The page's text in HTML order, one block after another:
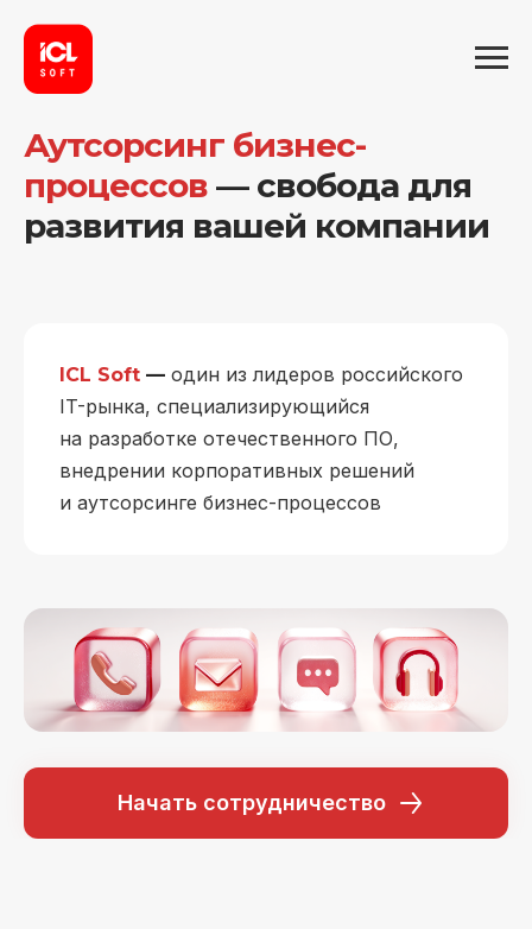
Аутсорсинг бизнес-
процессов — свобода для
развития вашей компании
ICL Soft — один из лидеров российского
IT-рынка, специализирующийся
на разработке отечественного ПО,
внедрении корпоративных решений
и аутсорсинге бизнес-процессов
Начать сотрудничество